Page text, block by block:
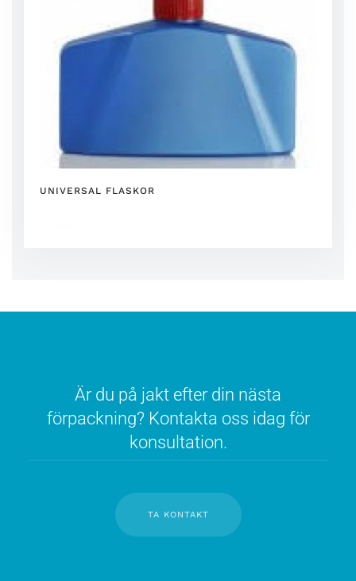
UNIVERSAL FLASKOR
Är du på jakt efter din nästa
förpackning? Kontakta oss idag för
konsultation.
TA KONTAKT